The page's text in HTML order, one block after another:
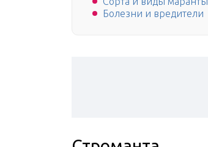
Болезни и вредители